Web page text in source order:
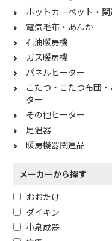
ホットカーペット・
電気毛布・あんか
石油暖房機
ガス暖房機
パネルヒーター
こたつ・こたつ布団
ター
その他ヒーター
足温器
暖房機器関連品
メーカーから探す
おおたけ
ダイキン
小泉成器